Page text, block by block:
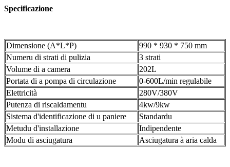
Specificazione
Dimensione (A*L*P)
990 * 930 * 750 mm
Numeru di strati di pulizia
3 strati
Volume di a camera
202L
Portata di a pompa di circulazione
0-600L/min regulabile
Elettricità
280V/380V
Putenza di riscaldamentu
4kw/9kw
Sistema d'identificazione di u paniere
Standardu
Metudu d'installazione
Indipendente
Modu di asciugatura
Asciugatura à aria calda